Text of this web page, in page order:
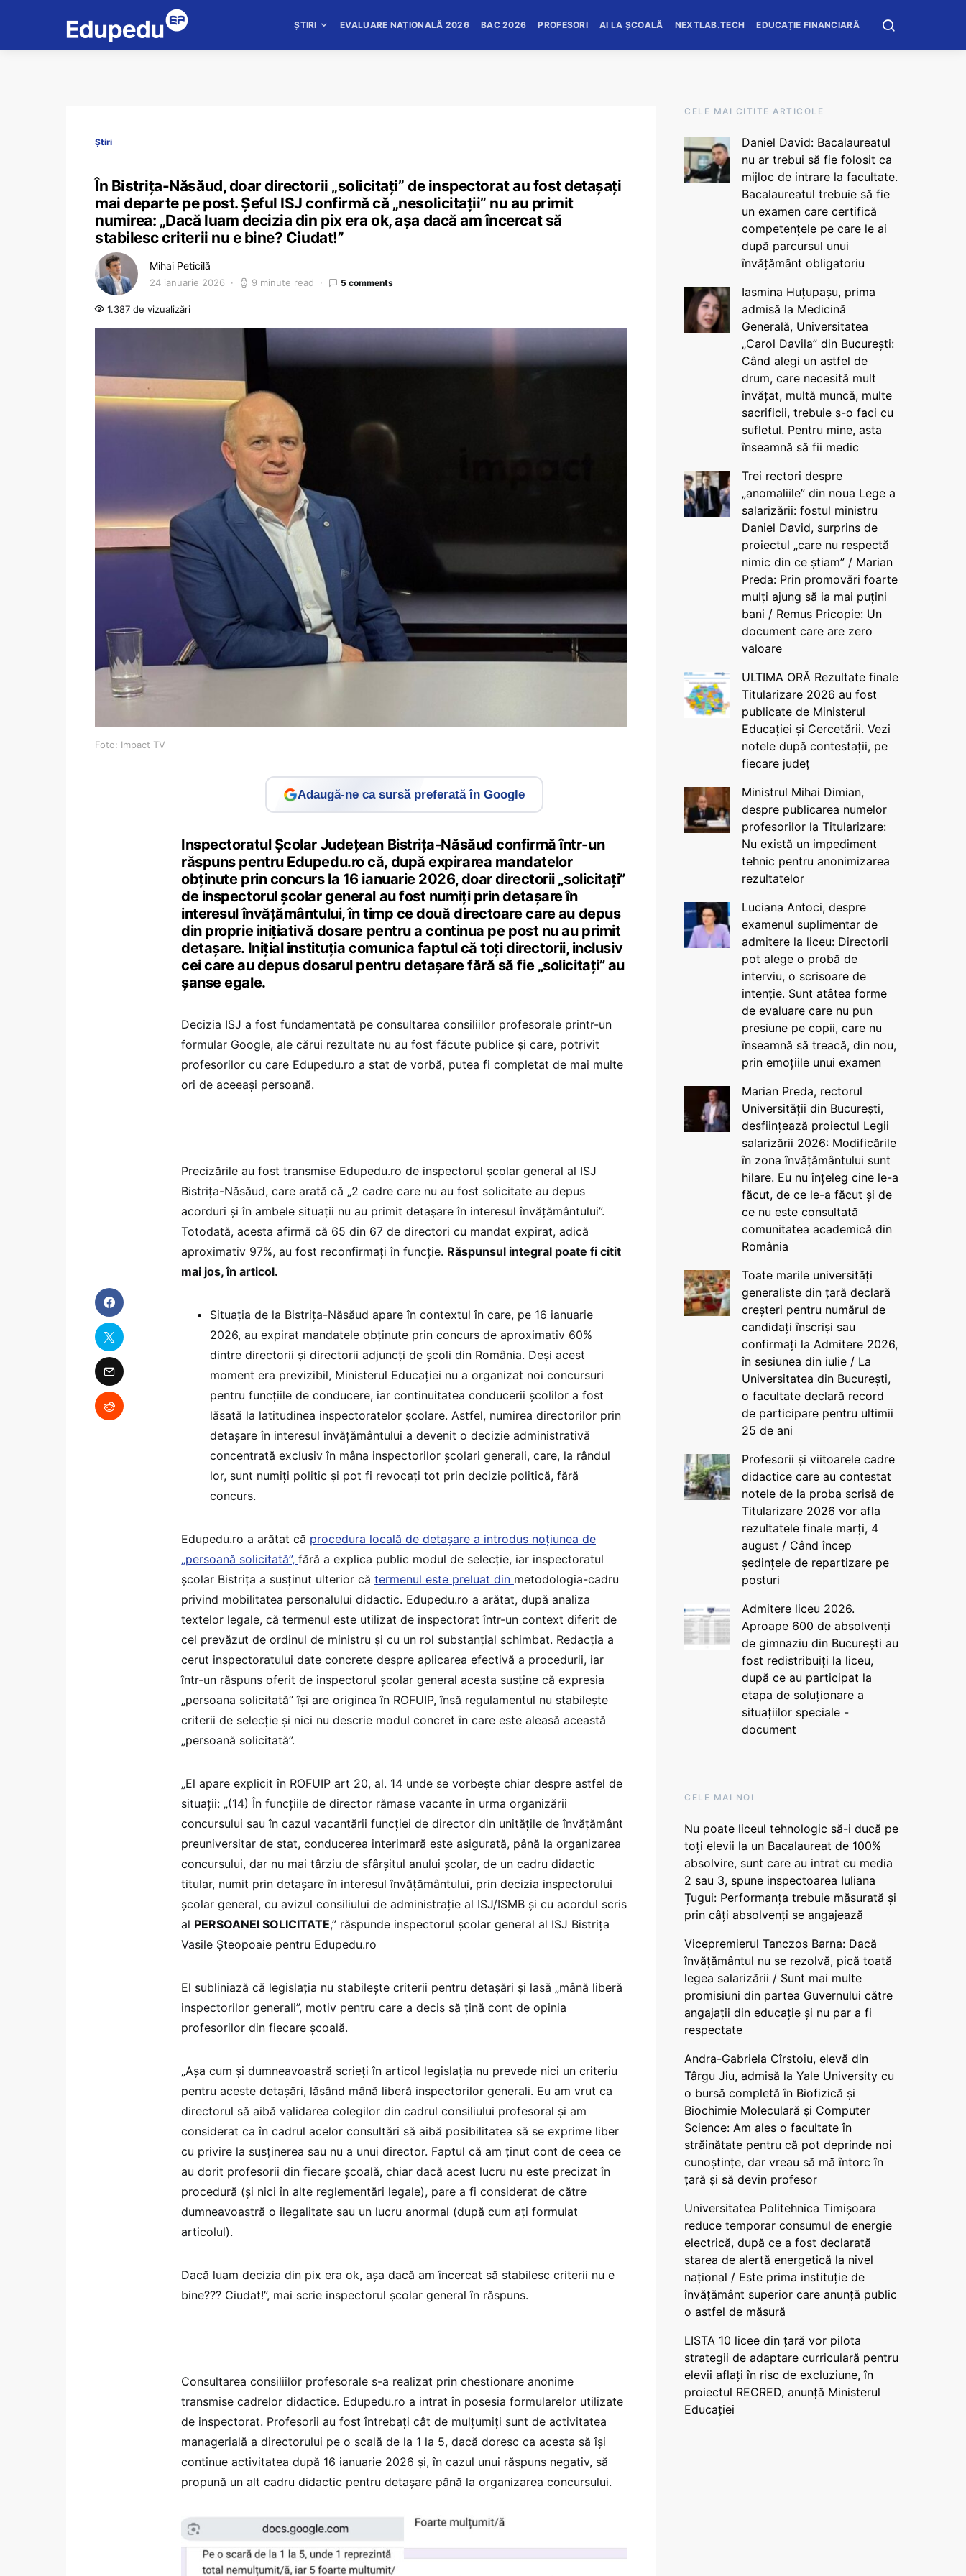
ȘTIRI EVALUARE NAȚIONALĂ 2026 BAC 2026 PROFESORI AI LA ȘCOALĂ NEXTLAB.TECH EDUCAȚIE FINANCIARĂ
Știri
În Bistrița-Năsăud, doar directorii „solicitați” de inspectorat au fost detașați
mai departe pe post. Șeful ISJ confirmă că „nesolicitații” nu au primit
numirea: „Dacă luam decizia din pix era ok, așa dacă am încercat să
stabilesc criterii nu e bine? Ciudat!”
Mihai Peticilă
24 ianuarie 2026 9 minute read 5 comments
1.387 de vizualizări
Foto: Impact TV
Adaugă-ne ca sursă preferată în Google
Inspectoratul Școlar Județean Bistrița-Năsăud confirmă într-un
răspuns pentru Edupedu.ro că, după expirarea mandatelor
obținute prin concurs la 16 ianuarie 2026, doar directorii „solicitați”
de inspectorul școlar general au fost numiți prin detașare în
interesul învățământului, în timp ce două directoare care au depus
din proprie inițiativă dosare pentru a continua pe post nu au primit
detașare. Inițial instituția comunica faptul că toți directorii, inclusiv
cei care au depus dosarul pentru detașare fără să fie „solicitați” au
șanse egale.
Decizia ISJ a fost fundamentată pe consultarea consiliilor profesorale printr-un
formular Google, ale cărui rezultate nu au fost făcute publice și care, potrivit
profesorilor cu care Edupedu.ro a stat de vorbă, putea fi completat de mai multe
ori de aceeași persoană.
Precizările au fost transmise Edupedu.ro de inspectorul școlar general al ISJ
Bistrița-Năsăud, care arată că „2 cadre care nu au fost solicitate au depus
acorduri și în ambele situații nu au primit detașare în interesul învățământului”.
Totodată, acesta afirmă că 65 din 67 de directori cu mandat expirat, adică
aproximativ 97%, au fost reconfirmați în funcție. Răspunsul integral poate fi citit
mai jos, în articol.
Situația de la Bistrița-Năsăud apare în contextul în care, pe 16 ianuarie
2026, au expirat mandatele obținute prin concurs de aproximativ 60%
dintre directorii și directorii adjuncți de școli din România. Deși acest
moment era previzibil, Ministerul Educației nu a organizat noi concursuri
pentru funcțiile de conducere, iar continuitatea conducerii școlilor a fost
lăsată la latitudinea inspectoratelor școlare. Astfel, numirea directorilor prin
detașare în interesul învățământului a devenit o decizie administrativă
concentrată exclusiv în mâna inspectorilor școlari generali, care, la rândul
lor, sunt numiți politic și pot fi revocați tot prin decizie politică, fără
concurs.
Edupedu.ro a arătat că procedura locală de detașare a introdus noțiunea de
„persoană solicitată”, fără a explica public modul de selecție, iar inspectoratul
școlar Bistrița a susținut ulterior că termenul este preluat din metodologia-cadru
privind mobilitatea personalului didactic. Edupedu.ro a arătat, după analiza
textelor legale, că termenul este utilizat de inspectorat într-un context diferit de
cel prevăzut de ordinul de ministru și cu un rol substanțial schimbat. Redacția a
cerut inspectoratului date concrete despre aplicarea efectivă a procedurii, iar
într-un răspuns oferit de inspectorul școlar general acesta susține că expresia
„persoana solicitată” își are originea în ROFUIP, însă regulamentul nu stabilește
criterii de selecție și nici nu descrie modul concret în care este aleasă această
„persoană solicitată”.
„El apare explicit în ROFUIP art 20, al. 14 unde se vorbește chiar despre astfel de
situații: „(14) În funcţiile de director rămase vacante în urma organizării
concursului sau în cazul vacantării funcţiei de director din unităţile de învăţământ
preuniversitar de stat, conducerea interimară este asigurată, până la organizarea
concursului, dar nu mai târziu de sfârşitul anului şcolar, de un cadru didactic
titular, numit prin detaşare în interesul învăţământului, prin decizia inspectorului
școlar general, cu avizul consiliului de administraţie al ISJ/ISMB şi cu acordul scris
al PERSOANEI SOLICITATE,” răspunde inspectorul școlar general al ISJ Bistrița
Vasile Șteopoaie pentru Edupedu.ro
El subliniază că legislația nu stabilește criterii pentru detașări și lasă „mână liberă
inspectorilor generali”, motiv pentru care a decis să țină cont de opinia
profesorilor din fiecare școală.
„Așa cum și dumneavoastră scrieți în articol legislația nu prevede nici un criteriu
pentru aceste detașări, lăsând mână liberă inspectorilor generali. Eu am vrut ca
directorul să aibă validarea colegilor din cadrul consiliului profesoral și am
considerat ca în cadrul acelor consultări să aibă posibilitatea să se exprime liber
cu privire la susținerea sau nu a unui director. Faptul că am ținut cont de ceea ce
au dorit profesorii din fiecare școală, chiar dacă acest lucru nu este precizat în
procedură (și nici în alte reglementări legale), pare a fi considerat de către
dumneavoastră o ilegalitate sau un lucru anormal (după cum ați formulat
articolul).
Dacă luam decizia din pix era ok, așa dacă am încercat să stabilesc criterii nu e
bine??? Ciudat!”, mai scrie inspectorul școlar general în răspuns.
Consultarea consiliilor profesorale s-a realizat prin chestionare anonime
transmise cadrelor didactice. Edupedu.ro a intrat în posesia formularelor utilizate
de inspectorat. Profesorii au fost întrebați cât de mulțumiți sunt de activitatea
managerială a directorului pe o scală de la 1 la 5, dacă doresc ca acesta să își
continue activitatea după 16 ianuarie 2026 și, în cazul unui răspuns negativ, să
propună un alt cadru didactic pentru detașare până la organizarea concursului.
CELE MAI CITITE ARTICOLE
Daniel David: Bacalaureatul
nu ar trebui să fie folosit ca
mijloc de intrare la facultate.
Bacalaureatul trebuie să fie
un examen care certifică
competențele pe care le ai
după parcursul unui
învățământ obligatoriu
Iasmina Huțupașu, prima
admisă la Medicină
Generală, Universitatea
„Carol Davila” din București:
Când alegi un astfel de
drum, care necesită mult
învățat, multă muncă, multe
sacrificii, trebuie s-o faci cu
sufletul. Pentru mine, asta
înseamnă să fii medic
Trei rectori despre
„anomaliile” din noua Lege a
salarizării: fostul ministru
Daniel David, surprins de
proiectul „care nu respectă
nimic din ce știam” / Marian
Preda: Prin promovări foarte
mulți ajung să ia mai puțini
bani / Remus Pricopie: Un
document care are zero
valoare
ULTIMA ORĂ Rezultate finale
Titularizare 2026 au fost
publicate de Ministerul
Educației și Cercetării. Vezi
notele după contestații, pe
fiecare județ
Ministrul Mihai Dimian,
despre publicarea numelor
profesorilor la Titularizare:
Nu există un impediment
tehnic pentru anonimizarea
rezultatelor
Luciana Antoci, despre
examenul suplimentar de
admitere la liceu: Directorii
pot alege o probă de
interviu, o scrisoare de
intenție. Sunt atâtea forme
de evaluare care nu pun
presiune pe copii, care nu
înseamnă să treacă, din nou,
prin emoțiile unui examen
Marian Preda, rectorul
Universității din București,
desființează proiectul Legii
salarizării 2026: Modificările
în zona învățământului sunt
hilare. Eu nu înțeleg cine le-a
făcut, de ce le-a făcut și de
ce nu este consultată
comunitatea academică din
România
Toate marile universități
generaliste din țară declară
creșteri pentru numărul de
candidați înscriși sau
confirmați la Admitere 2026,
în sesiunea din iulie / La
Universitatea din București,
o facultate declară record
de participare pentru ultimii
25 de ani
Profesorii și viitoarele cadre
didactice care au contestat
notele de la proba scrisă de
Titularizare 2026 vor afla
rezultatele finale marți, 4
august / Când încep
ședințele de repartizare pe
posturi
Admitere liceu 2026.
Aproape 600 de absolvenți
de gimnaziu din București au
fost redistribuiți la liceu,
după ce au participat la
etapa de soluționare a
situațiilor speciale -
document
CELE MAI NOI
Nu poate liceul tehnologic să-i ducă pe
toți elevii la un Bacalaureat de 100%
absolvire, sunt care au intrat cu media
2 sau 3, spune inspectoarea Iuliana
Țugui: Performanța trebuie măsurată și
prin câți absolvenți se angajează
Vicepremierul Tanczos Barna: Dacă
învățământul nu se rezolvă, pică toată
legea salarizării / Sunt mai multe
promisiuni din partea Guvernului către
angajații din educație și nu par a fi
respectate
Andra-Gabriela Cîrstoiu, elevă din
Târgu Jiu, admisă la Yale University cu
o bursă completă în Biofizică și
Biochimie Moleculară și Computer
Science: Am ales o facultate în
străinătate pentru că pot deprinde noi
cunoștințe, dar vreau să mă întorc în
țară și să devin profesor
Universitatea Politehnica Timișoara
reduce temporar consumul de energie
electrică, după ce a fost declarată
starea de alertă energetică la nivel
național / Este prima instituție de
învățământ superior care anunță public
o astfel de măsură
LISTA 10 licee din țară vor pilota
strategii de adaptare curriculară pentru
elevii aflați în risc de excluziune, în
proiectul RECRED, anunță Ministerul
Educației